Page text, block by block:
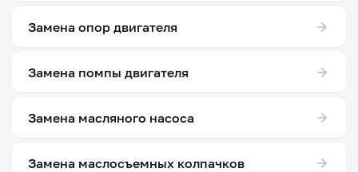
Замена опор двигателя
Замена помпы двигателя
Замена масляного насоса
Замена маслосъемных колпачков